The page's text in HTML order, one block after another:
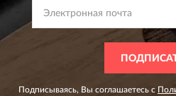
Подписываясь, Вы соглашаетесь с